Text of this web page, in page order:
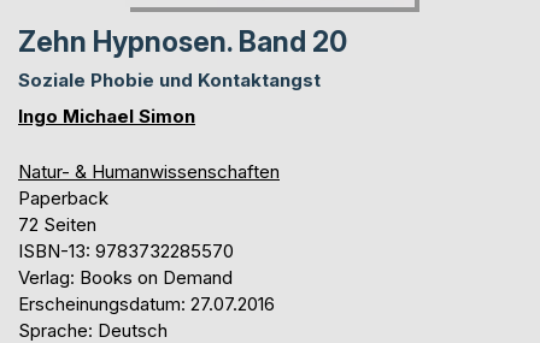
Zehn Hypnosen. Band 20
Soziale Phobie und Kontaktangst
Ingo Michael Simon
Natur- & Humanwissenschaften
Paperback
72 Seiten
ISBN-13: 9783732285570
Verlag: Books on Demand
Erscheinungsdatum: 27.07.2016
Sprache: Deutsch